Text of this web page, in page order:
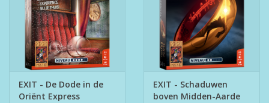
EXIT - De Dode in de
Oriënt Express
EXIT - Schaduwen
boven Midden-Aarde